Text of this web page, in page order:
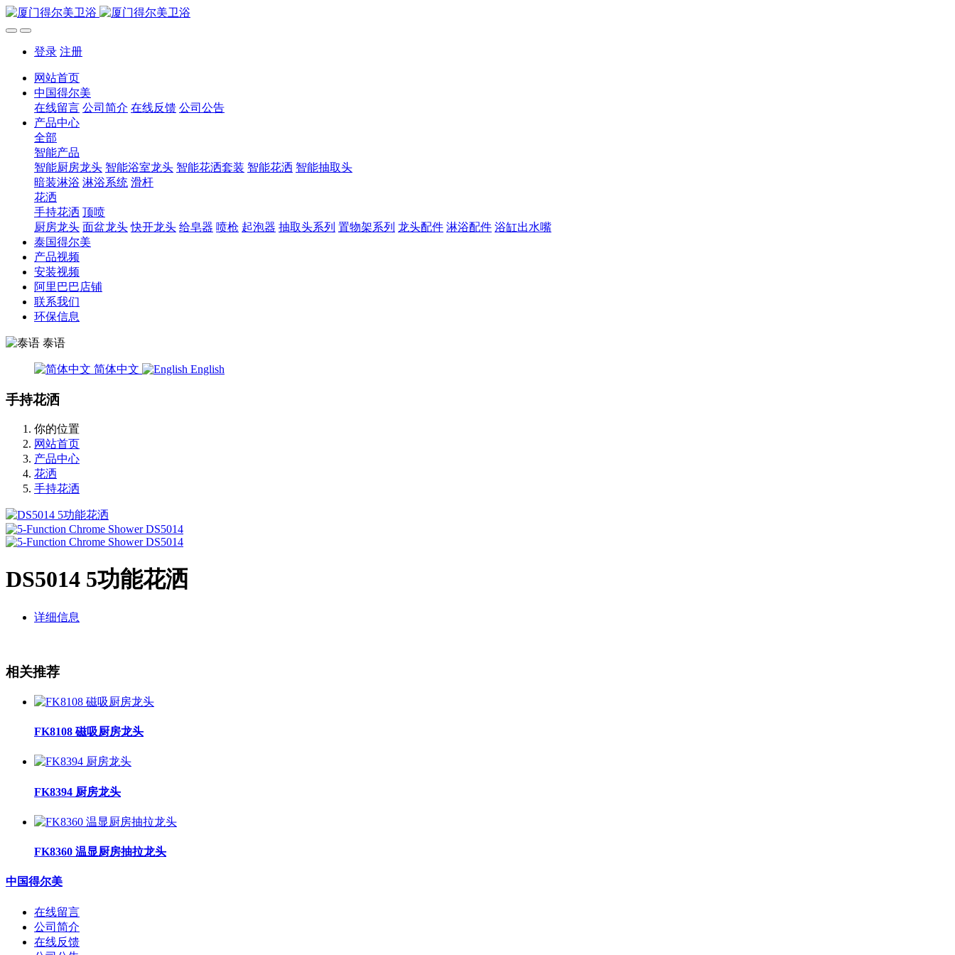
登录 注册
网站首页
中国得尔美
在线留言 公司简介 在线反馈 公司公告
产品中心
全部
智能产品
智能厨房龙头 智能浴室龙头 智能花洒套装 智能花洒 智能抽取头
暗装淋浴 淋浴系统 滑杆
花洒
手持花洒 顶喷
厨房龙头 面盆龙头 快开龙头 给皂器 喷枪 起泡器 抽取头系列 置物架系列 龙头配件 淋浴配件 浴缸出水嘴
泰国得尔美
产品视频
安装视频
阿里巴巴店铺
联系我们
环保信息
泰语
简体中文 English
手持花洒
你的位置
网站首页
产品中心
花洒
手持花洒
DS5014 5功能花洒
详细信息
相关推荐
FK8108 磁吸厨房龙头
FK8394 厨房龙头
FK8360 温显厨房抽拉龙头
中国得尔美
在线留言
公司简介
在线反馈